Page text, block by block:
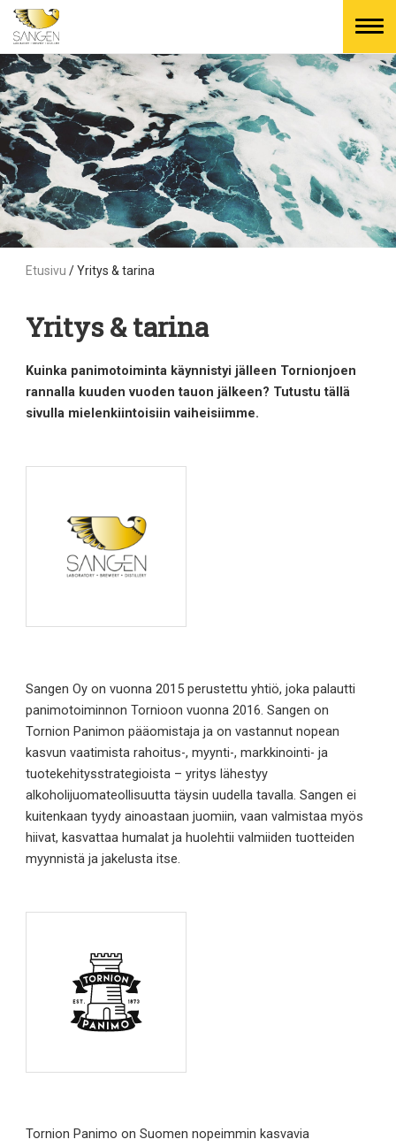
Skip
to
content
Etusivu /Yritys & tarina
Yritys & tarina
Kuinka panimotoiminta käynnistyi jälleen Tornionjoen
rannalla kuuden vuoden tauon jälkeen? Tutustu tällä
sivulla mielenkiintoisiin vaiheisiimme.
Sangen Oy on vuonna 2015 perustettu yhtiö, joka palautti
panimotoiminnon Tornioon vuonna 2016. Sangen on
Tornion Panimon pääomistaja ja on vastannut nopean
kasvun vaatimista rahoitus-, myynti-, markkinointi- ja
tuotekehitysstrategioista – yritys lähestyy
alkoholijuomateollisuutta täysin uudella tavalla. Sangen ei
kuitenkaan tyydy ainoastaan juomiin, vaan valmistaa myös
hiivat, kasvattaa humalat ja huolehtii valmiiden tuotteiden
myynnistä ja jakelusta itse.
Tornion Panimo on Suomen nopeimmin kasvavia